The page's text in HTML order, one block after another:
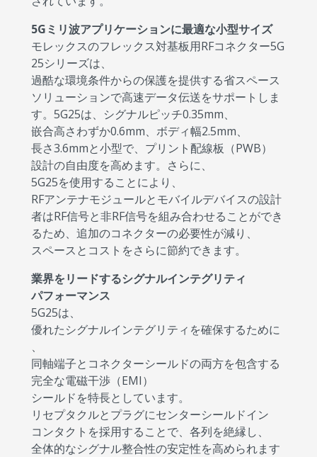
5Gミリ波アプリケーションに最適な小型サイズ
モレックスのフレックス対基板用RFコネクター5G
25シリーズは、
過酷な環境条件からの保護を提供する省スペース
ソリューションで高速データ伝送をサポートしま
す。5G25は、シグナルピッチ0.35mm、
嵌合高さわずか0.6mm、ボディ幅2.5mm、
長さ3.6mmと小型で、プリント配線板（PWB）
設計の自由度を高めます。さらに、
5G25を使用することにより、
RFアンテナモジュールとモバイルデバイスの設計
者はRF信号と非RF信号を組み合わせることができ
るため、追加のコネクターの必要性が減り、
スペースとコストをさらに節約できます。
業界をリードするシグナルインテグリティ
パフォーマンス
5G25は、
優れたシグナルインテグリティを確保するために
、
同軸端子とコネクターシールドの両方を包含する
完全な電磁干渉（EMI）
シールドを特長としています。
リセプタクルとプラグにセンターシールドイン
コンタクトを採用することで、各列を絶縁し、
全体的なシグナル整合性の安定性を高められます